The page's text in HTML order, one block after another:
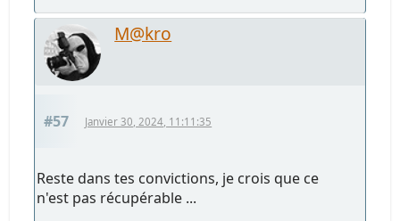
M@kro
#57 Janvier 30, 2024, 11:11:35
Reste dans tes convictions, je crois que ce
n'est pas récupérable ...